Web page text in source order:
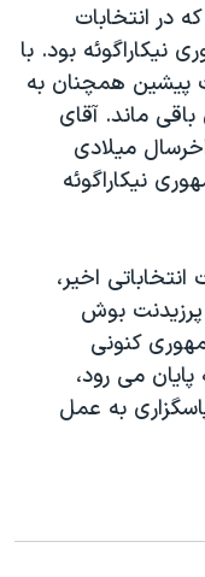
آقای اورتگا ازسال ۱۹۸۵ تا سال ۱۹۹۰ که در انتخابات
بود. با
پيشين همچنان به
ماند. آقای
ميلادی
نيکاراگوئه
انتخاباتی اخير،
پرزيدنت بوش
کنونی
پايان می رود،
به عمل